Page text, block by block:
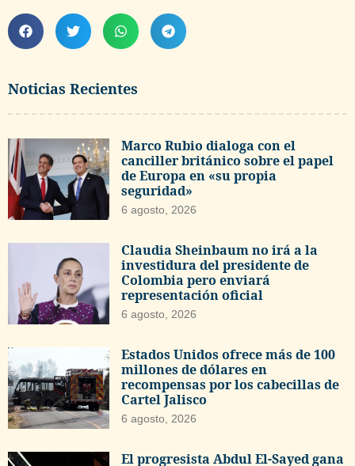
Noticias Recientes
Marco Rubio dialoga con el
canciller británico sobre el papel
de Europa en «su propia
seguridad»
6 agosto, 2026
Claudia Sheinbaum no irá a la
investidura del presidente de
Colombia pero enviará
representación oficial
6 agosto, 2026
Estados Unidos ofrece más de 100
millones de dólares en
recompensas por los cabecillas de
Cartel Jalisco
6 agosto, 2026
El progresista Abdul El-Sayed gana